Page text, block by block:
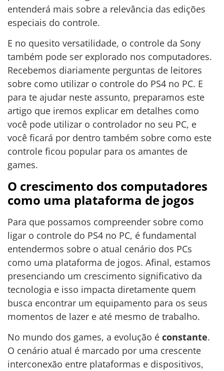
entenderá mais sobre a relevância das edições
especiais do controle.
E no quesito versatilidade, o controle da Sony
também pode ser explorado nos computadores.
Recebemos diariamente perguntas de leitores
sobre como utilizar o controle do PS4 no PC. E
para te ajudar neste assunto, preparamos este
artigo que iremos explicar em detalhes como
você pode utilizar o controlador no seu PC, e
você ficará por dentro também sobre como este
controle ficou popular para os amantes de
games.
O crescimento dos computadores
como uma plataforma de jogos
Para que possamos compreender sobre como
ligar o controle do PS4 no PC, é fundamental
entendermos sobre o atual cenário dos PCs
como uma plataforma de jogos. Afinal, estamos
presenciando um crescimento significativo da
tecnologia e isso impacta diretamente quem
busca encontrar um equipamento para os seus
momentos de lazer e até mesmo de trabalho.
No mundo dos games, a evolução é constante.
O cenário atual é marcado por uma crescente
interconexão entre plataformas e dispositivos,